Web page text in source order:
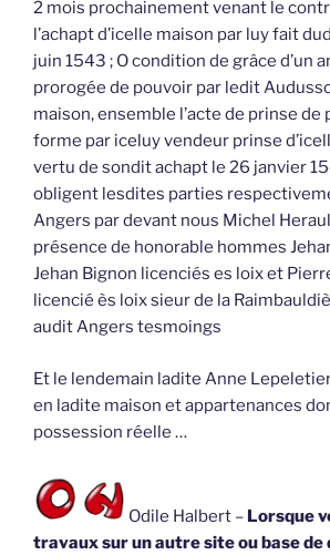
2 mois prochainement venant le
l’achapt d’icelle maison par luy fait
juin 1543 ; O condition de grâce d’un
prorogée de pouvoir par ledit
maison, ensemble l’acte de prinse de
forme par iceluy vendeur prinse
vertu de sondit achapt le 26 janvier
obligent lesdites parties
Angers par devant nous Michel
présence de honorable hommes
Jehan Bignon licenciés es loix et
licencié ès loix sieur de la
audit Angers tesmoings
Et le lendemain ladite Anne
en ladite maison et appartenances
possession réelle …
Odile Halbert – Lorsque
travaux sur un autre site ou base de